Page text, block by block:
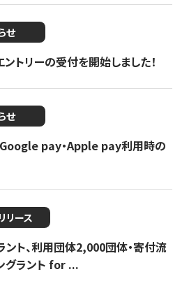
せ
トリーの受付を開始しました！
せ
Google pay・Apple pay利用時の
リース
ト、利用団体2,000団体・寄付流
グラント for ...